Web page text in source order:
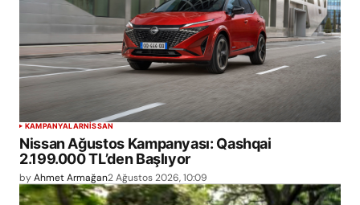
KAMPANYALARNISSAN
Nissan Ağustos Kampanyası: Qashqai
2.199.000 TL’den Başlıyor
byAhmet Armağan2 Ağustos 2026, 10:09